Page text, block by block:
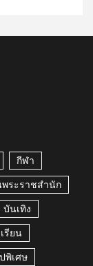
กีฬา
ระราชสำนัก
บันเทิง
รียน
พิเศษ